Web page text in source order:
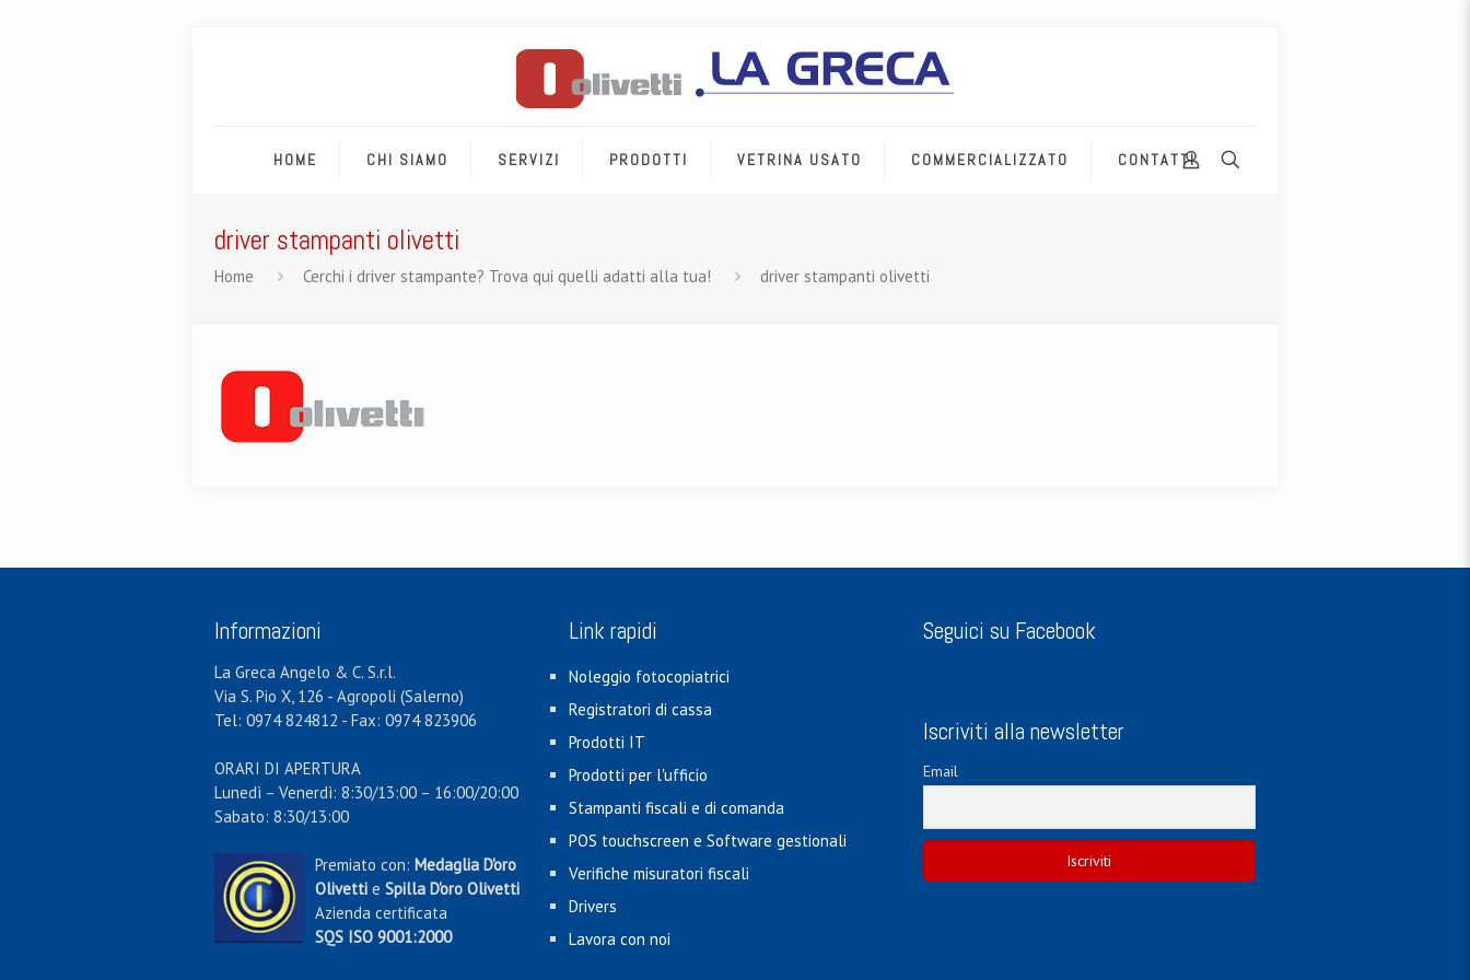
HOME CHI SIAMO SERVIZI PRODOTTI VETRINA USATO COMMERCIALIZZATO CONTATTI
driver stampanti olivetti
Home Cerchi i driver stampante? Trova qui quelli adatti alla tua! driver stampanti olivetti
Informazioni
La Greca Angelo & C. S.r.l.
Via S. Pio X, 126 - Agropoli (Salerno)
Tel: 0974 824812 - Fax: 0974 823906
ORARI DI APERTURA
Lunedì – Venerdì: 8:30/13:00 – 16:00/20:00
Sabato: 8:30/13:00
Premiato con: Medaglia D'oro
Olivettie Spilla D'oro Olivetti
Azienda certificata
SQS ISO 9001:2000
Link rapidi
Noleggio fotocopiatrici
Registratori di cassa
Prodotti IT
Prodotti per l'ufficio
Stampanti fiscali e di comanda
POS touchscreen e Software gestionali
Verifiche misuratori fiscali
Drivers
Lavora con noi
Seguici su Facebook
Iscriviti alla newsletter
Email